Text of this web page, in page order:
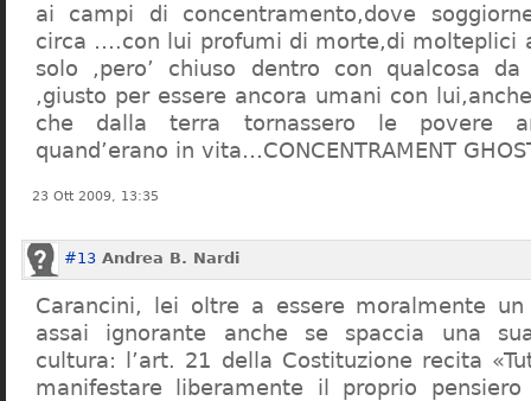
ai campi di concentramento,dove
circa ….con lui profumi di morte,di molteplici
solo ,pero’ chiuso dentro con qualcosa
,giusto per essere ancora umani con
che dalla terra tornassero le povere
quand’erano in vita…CONCENTRAMENT
23 Ott 2009, 13:35
#13 Andrea B. Nardi
Carancini, lei oltre a essere moralmente
assai ignorante anche se spaccia una
cultura: l’art. 21 della Costituzione recita
manifestare liberamente il proprio